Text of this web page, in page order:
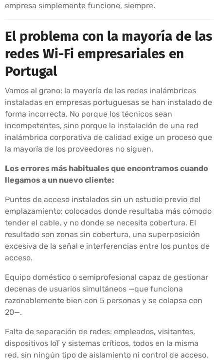
empresa simplemente funcione, siempre.
El problema con la mayoría de las
redes Wi-Fi empresariales en
Portugal
Vamos al grano: la mayoría de las redes inalámbricas
instaladas en empresas portuguesas se han instalado de
forma incorrecta. No porque los técnicos sean
incompetentes, sino porque la instalación de una red
inalámbrica corporativa de calidad exige un proceso que
la mayoría de los proveedores no siguen.
Los errores más habituales que encontramos cuando
llegamos a un nuevo cliente:
Puntos de acceso instalados sin un estudio previo del
emplazamiento: colocados donde resultaba más cómodo
tender el cable, y no donde se necesita cobertura. El
resultado son zonas sin cobertura, una superposición
excesiva de la señal e interferencias entre los puntos de
acceso.
Equipo doméstico o semiprofesional capaz de gestionar
decenas de usuarios simultáneos —que funciona
razonablemente bien con 5 personas y se colapsa con
20—.
Falta de separación de redes: empleados, visitantes,
dispositivos IoT y sistemas críticos, todos en la misma
red, sin ningún tipo de aislamiento ni control de acceso.